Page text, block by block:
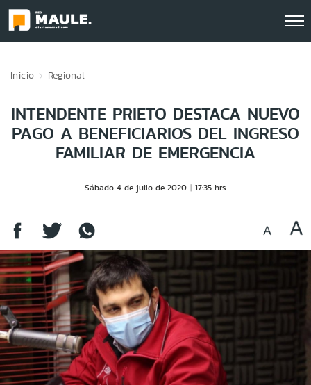
Inicio Regional
INTENDENTE PRIETO DESTACA NUEVO
PAGO A BENEFICIARIOS DEL INGRESO
FAMILIAR DE EMERGENCIA
Sábado 4 de julio de 2020 17:35 hrs